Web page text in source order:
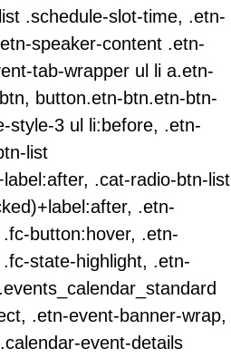
.schedule-slot-time, .etn-
speaker-content .etn-
tab-wrapper ul li a.etn-
button.etn-btn.etn-btn-
style-3 ul li:before, .etn-
list
.cat-radio-btn-list
.etn-
button:hover, .etn-
state-highlight, .etn-
.etn-event-banner-wrap,
event-details